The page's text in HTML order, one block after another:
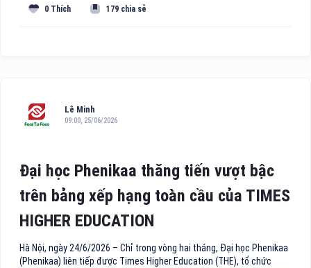
0 Thích 179 chia sẻ
Lê Minh
09:00, 25/06/2026
Đại học Phenikaa thăng tiến vượt bậc
trên bảng xếp hạng toàn cầu của TIMES
HIGHER EDUCATION
Hà Nội, ngày 24/6/2026 – Chỉ trong vòng hai tháng, Đại học Phenikaa
(Phenikaa) liên tiếp được Times Higher Education (THE), tổ chức